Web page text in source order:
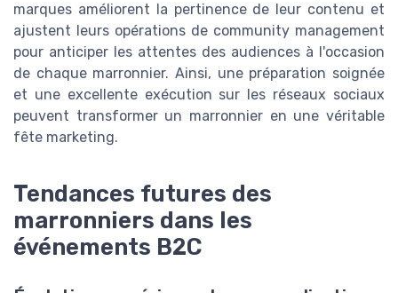
marques améliorent la pertinence de leur contenu et
ajustent leurs opérations de community management
pour anticiper les attentes des audiences à l'occasion
de chaque marronnier. Ainsi, une préparation soignée
et une excellente exécution sur les réseaux sociaux
peuvent transformer un marronnier en une véritable
fête marketing.
Tendances futures des
marronniers dans les
événements B2C